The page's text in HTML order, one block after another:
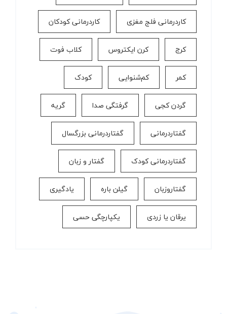
کاردرمانی فلج مغزی کاردرمانی کودکان
کرج کرن ایکتروس کلاب فوت
کمر کم‌شنوایی کودک
گردن کجی گرفتگی صدا گریه
گفتاردرمانی گفتاردرمانی بزرگسال
گفتاردرمانی کودک گفتار و زبان
گفتاروزبان گیلن باره یادگیری
یرقان یا زردی یکپارچگی حسی